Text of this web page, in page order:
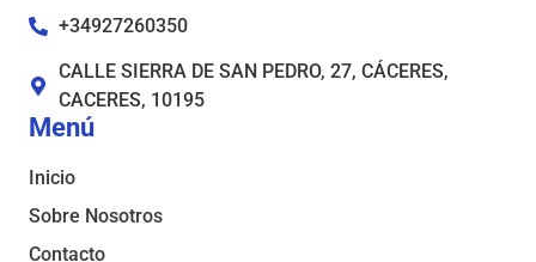
Menú
Inicio
Sobre Nosotros
Contacto
+34927260350
CALLE SIERRA DE SAN PEDRO, 27, CÁCERES,
CACERES, 10195